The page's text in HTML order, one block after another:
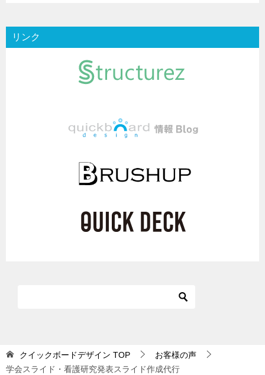
リンク
クイックボードデザイン TOP
お客様の声
学会スライド・看護研究発表スライド作成代行